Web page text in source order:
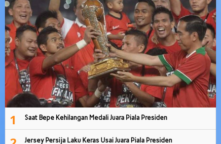
1 Saat Bepe Kehilangan Medali Juara Piala Presiden
Jersey Persija Laku Keras Usai Juara Piala Presiden